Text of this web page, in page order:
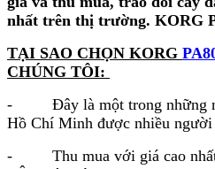
GIÁ ĐÀN ORGAN KORG
NGUYÊN ZIN
PA800
Thành lập vào năm 1962,
nhà cung cấp nhạc cụ điện
nhất trên thị trường. KORG
TẠI SAO CHỌN KORG
CHÚNG TÔI:
- Đây là một trong những
Hồ Chí Minh được nhiều người
- Thu mua với giá cao nhất